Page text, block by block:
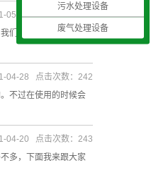
们现在在处理废水的
05-20 点击次数：309
不过在使用的时候会
04-28 点击次数：242
多，下面我来跟大家
04-20 点击次数：243
污水处理设备
废气处理设备